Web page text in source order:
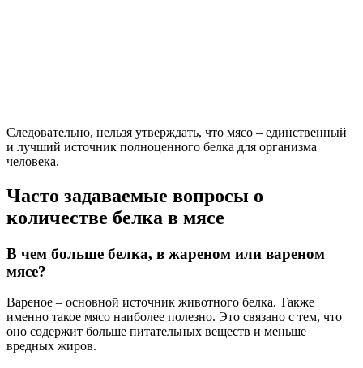
Следовательно, нельзя утверждать, что мясо – единственный
и лучший источник полноценного белка для организма
человека.
Часто задаваемые вопросы о
количестве белка в мясе
В чем больше белка, в жареном или вареном
мясе?
Вареное – основной источник животного белка. Также
именно такое мясо наиболее полезно. Это связано с тем, что
оно содержит больше питательных веществ и меньше
вредных жиров.